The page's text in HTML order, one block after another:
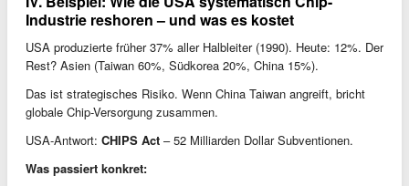
Industrie reshoren – und was es kostet
USA produzierte früher 37% aller Halbleiter (1990). Heute: 12%. Der
Rest? Asien (Taiwan 60%, Südkorea 20%, China 15%).
Das ist strategisches Risiko. Wenn China Taiwan angreift, bricht
globale Chip-Versorgung zusammen.
USA-Antwort: CHIPS Act – 52 Milliarden Dollar Subventionen.
Was passiert konkret: